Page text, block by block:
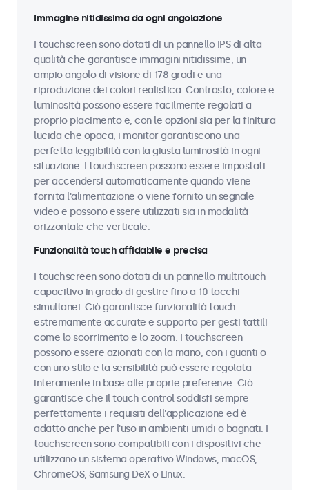
Immagine nitidissima da ogni angolazione
I touchscreen sono dotati di un pannello IPS di alta
qualità che garantisce immagini nitidissime, un
ampio angolo di visione di 178 gradi e una
riproduzione dei colori realistica. Contrasto, colore e
luminosità possono essere facilmente regolati a
proprio piacimento e, con le opzioni sia per la finitura
lucida che opaca, i monitor garantiscono una
perfetta leggibilità con la giusta luminosità in ogni
situazione. I touchscreen possono essere impostati
per accendersi automaticamente quando viene
fornita l'alimentazione o viene fornito un segnale
video e possono essere utilizzati sia in modalità
orizzontale che verticale.
Funzionalità touch affidabile e precisa
I touchscreen sono dotati di un pannello multitouch
capacitivo in grado di gestire fino a 10 tocchi
simultanei. Ciò garantisce funzionalità touch
estremamente accurate e supporto per gesti tattili
come lo scorrimento e lo zoom. I touchscreen
possono essere azionati con la mano, con i guanti o
con uno stilo e la sensibilità può essere regolata
interamente in base alle proprie preferenze. Ciò
garantisce che il touch control soddisfi sempre
perfettamente i requisiti dell'applicazione ed è
adatto anche per l'uso in ambienti umidi o bagnati. I
touchscreen sono compatibili con i dispositivi che
utilizzano un sistema operativo Windows, macOS,
ChromeOS, Samsung DeX o Linux.